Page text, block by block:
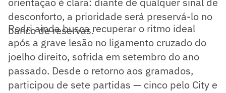
desconforto, a prioridade será preservá-lo no
banco de reservas.
Rodri ainda busca recuperar o ritmo ideal
após a grave lesão no ligamento cruzado do
joelho direito, sofrida em setembro do ano
passado. Desde o retorno aos gramados,
participou de sete partidas — cinco pelo City e